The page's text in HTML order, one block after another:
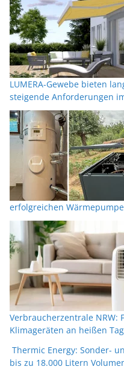
LUMERA-Gewebe bieten
steigende Anforderungen
erfolgreichen
Verbraucherzentrale NRW:
Klimageräten an heißen
Thermic Energy: Sonder-
bis zu 18.000 Litern